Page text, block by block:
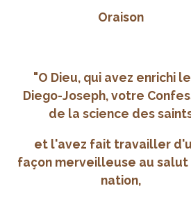
Oraison
"O Dieu, qui avez enrichi
Diego-Joseph, votre
de la science des
et l'avez fait travailler
façon merveilleuse au salut
nation,